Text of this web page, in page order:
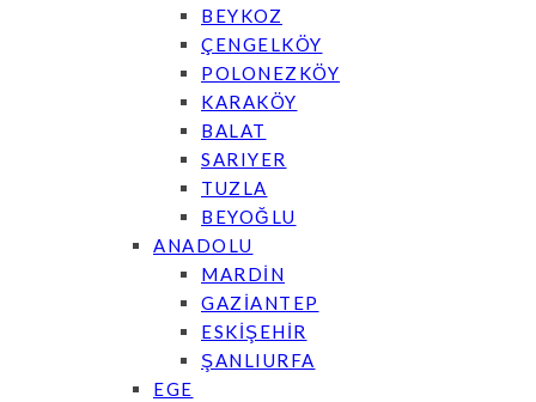
BEYKOZ
ÇENGELKÖY
POLONEZKÖY
KARAKÖY
BALAT
SARIYER
TUZLA
BEYOĞLU
ANADOLU
MARDİN
GAZİANTEP
ESKİŞEHİR
ŞANLIURFA
EGE